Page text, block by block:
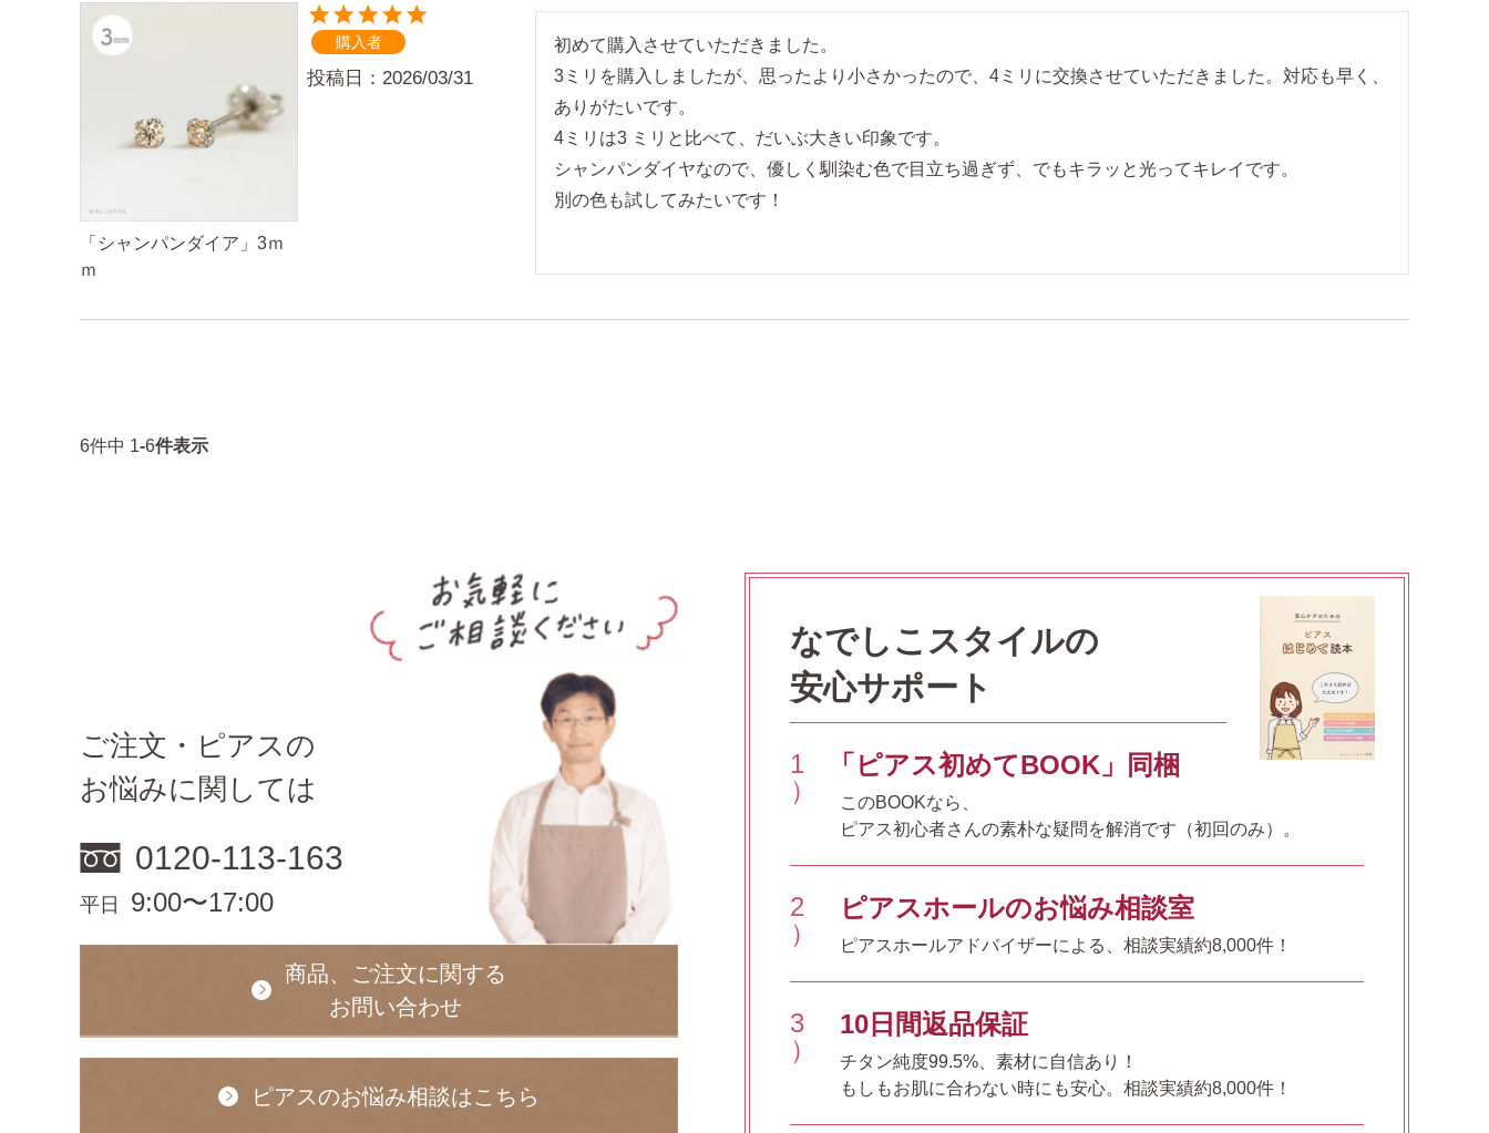
「シャンパンダイア」3ｍ
ｍ
購入者
投稿日 2026/03/31
初めて購入させていただきました。
3ミリを購入しましたが、思ったより小さかったので、4ミリに交換させていただきました。対応も早く、
ありがたいです。
4ミリは3 ミリと比べて、だいぶ大きい印象です。
シャンパンダイヤなので、優しく馴染む色で目立ち過ぎず、でもキラッと光ってキレイです。
別の色も試してみたいです！
6件中 1-6件表示
ご注文・ピアスの
お悩みに関しては
0120-113-163
平日 9:00〜17:00
商品、ご注文に関する
お問い合わせ
ピアスのお悩み相談はこちら
なでしこスタイルの
安心サポート
1
）
「ピアス初めてBOOK」同梱
このBOOKなら、
ピアス初心者さんの素朴な疑問を解消です（初回のみ）。
2
）
ピアスホールのお悩み相談室
ピアスホールアドバイザーによる、相談実績約8,000件！
3
）
10日間返品保証
チタン純度99.5%、素材に自信あり！
もしもお肌に合わない時にも安心。相談実績約8,000件！